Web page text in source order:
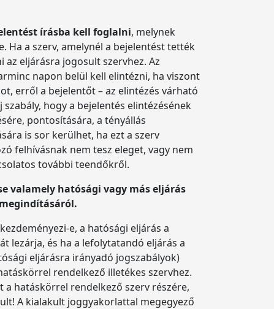
írásba kell foglalni, melynek
Ha a szerv, amelynél a bejelentést tették
eljárásra jogosult szervhez. Az
napon belül kell elintézni, ha viszont
erről a bejelentőt – az elintézés várható
hogy a bejelentés elintézésének
pontosítására, a tényállás
is sor kerülhet, ha ezt a szerv
felhívásnak nem tesz eleget, vagy nem
további teendőkről.
valamely hatósági vagy más eljárás
e, a hatósági eljárás a
lezárja, és ha a lefolytatandó eljárás a
eljárásra irányadó jogszabályok)
rendelkező illetékes szervhez.
hatáskörrel rendelkező szerv részére,
A kialakult joggyakorlattal megegyező